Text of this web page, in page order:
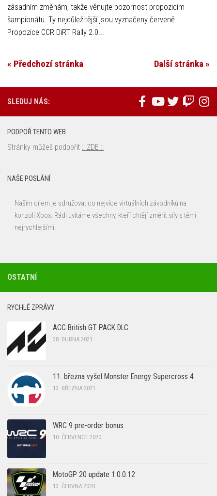
zásadním změnám, takže věnujte pozornost propozicím
šampionátu. Ty nejdůležitější jsou vyznačeny červeně.
Propozice CCR DiRT Rally 2.0...
« Předchozí stránka Další stránka »
SLEDUJ NÁS:
PODPOŘ TENTO WEB
Stránky můžeš podpořit :: ZDE ::
NAŠE POSLÁNÍ
Naším cílem je sdružovat co nejvíce virtuálních závodníků na
konzoli Xbox. Rádi uvítáme všechny, kteří chtějí změřit síly s těmi
nejrychlejšími.
OSTATNÍ
RYCHLÉ ZPRÁVY
ACC British GT PACK DLC
28. DUBNA 2021
11. března vyšel Monster Energy Supercross 4
13. BŘEZNA 2021
WRC 9 pre-order bonus
10. ČERVENCE 2020
MotoGP 20 update 1.0.0.12
13. ČERVNA 2020